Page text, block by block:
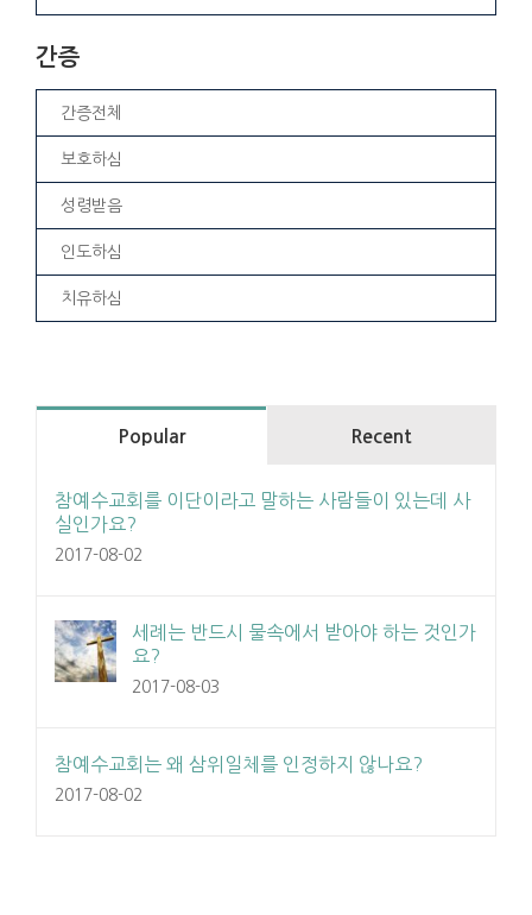
간증
간증전체
보호하심
성령받음
인도하심
치유하심
Popular Recent
참예수교회를 이단이라고 말하는 사람들이 있는데 사
실인가요?
2017-08-02
세례는 반드시 물속에서 받아야 하는 것인가
요?
2017-08-03
참예수교회는 왜 삼위일체를 인정하지 않나요?
2017-08-02